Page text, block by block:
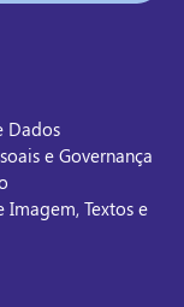
Dados
e Governança
Imagem, Textos e